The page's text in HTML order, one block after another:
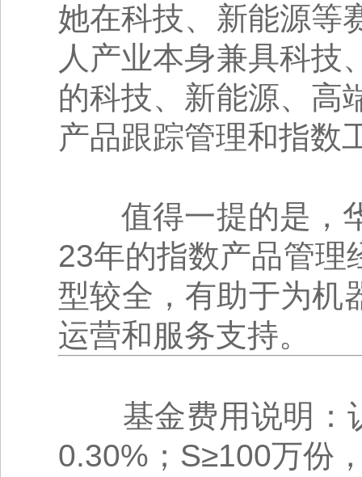
她在科技、新能源等
人产业本身兼具科技
的科技、新能源、高
产品跟踪管理和指数
值得一提的是，华
23年的指数产品管理
型较全，有助于为机
运营和服务支持。
基金费用说明：认
0.30%；S≥100万份